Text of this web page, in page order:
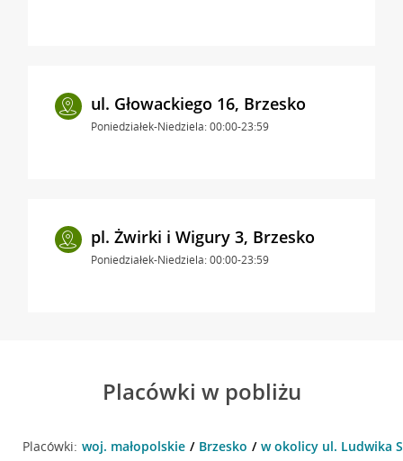
ul. Głowackiego 16, Brzesko
Poniedziałek-Niedziela: 00:00-23:59
pl. Żwirki i Wigury 3, Brzesko
Poniedziałek-Niedziela: 00:00-23:59
Placówki w pobliżu
Placówki: woj. małopolskie Brzesko w okolicy ul. Ludwika